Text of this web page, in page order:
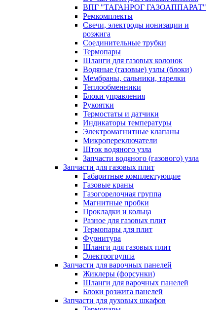
ВПГ "ТАГАНРОГ ГАЗОАППАРАТ"
Ремкомплекты
Свечи, электроды ионизации и
розжига
Соединительные трубки
Термопары
Шланги для газовых колонок
Водяные (газовые) узлы (блоки)
Мембраны, сальники, тарелки
Теплообменники
Блоки управления
Рукоятки
Термостаты и датчики
Индикаторы температуры
Электромагнитные клапаны
Микропереключатели
Шток водяного узла
Запчасти водяного (газового) узла
Запчасти для газовых плит
Габаритные комплектующие
Газовые краны
Газогорелочная группа
Магнитные пробки
Прокладки и кольца
Разное для газовых плит
Термопары для плит
Фурнитура
Шланги для газовых плит
Электрогруппа
Запчасти для варочных панелей
Жиклеры (форсунки)
Шланги для варочных панелей
Блоки розжига панелей
Запчасти для духовых шкафов